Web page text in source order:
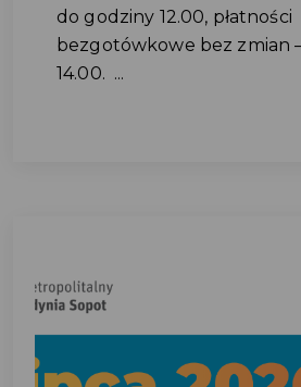
do godziny 12.00, płatności
bezgotówkowe bez zmian
14.00. ...